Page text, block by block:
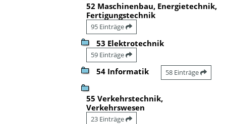
52 Maschinenbau, Energietechnik,
Fertigungstechnik
95 Einträge
53 Elektrotechnik
59 Einträge
54 Informatik 58 Einträge
55 Verkehrstechnik,
Verkehrswesen
23 Einträge